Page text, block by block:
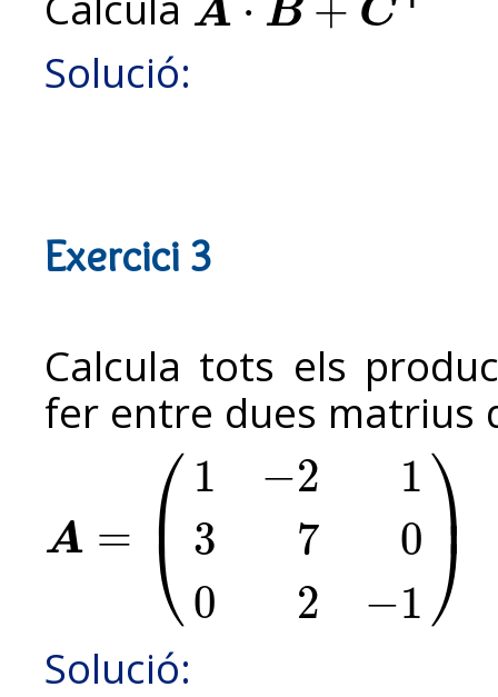
A B C
A⋅B +C T
Solució:
Exercici 3
Calcula tots els
fer entre dues matrius
A = ⎛
⎝
⎜ 1
3
0
−2
7
2
1
0
−1
⎞
⎠
⎟
A=(1− 2137 − B=(1 1
Solució: